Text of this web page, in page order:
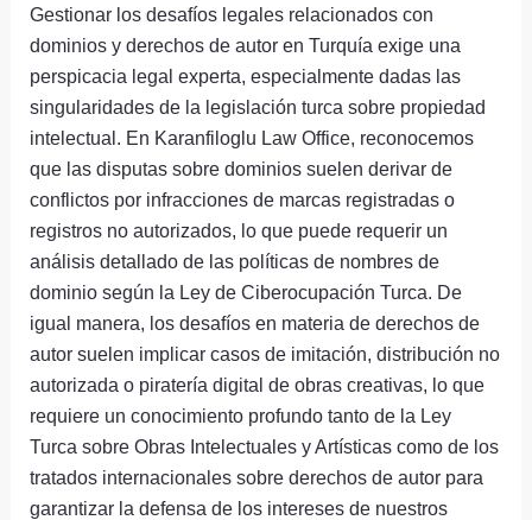
Gestionar los desafíos legales relacionados con
dominios y derechos de autor en Turquía exige una
perspicacia legal experta, especialmente dadas las
singularidades de la legislación turca sobre propiedad
intelectual. En Karanfiloglu Law Office, reconocemos
que las disputas sobre dominios suelen derivar de
conflictos por infracciones de marcas registradas o
registros no autorizados, lo que puede requerir un
análisis detallado de las políticas de nombres de
dominio según la Ley de Ciberocupación Turca. De
igual manera, los desafíos en materia de derechos de
autor suelen implicar casos de imitación, distribución no
autorizada o piratería digital de obras creativas, lo que
requiere un conocimiento profundo tanto de la Ley
Turca sobre Obras Intelectuales y Artísticas como de los
tratados internacionales sobre derechos de autor para
garantizar la defensa de los intereses de nuestros